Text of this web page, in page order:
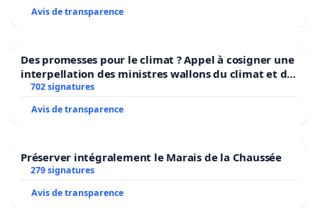
Avis de transparence
Des promesses pour le climat ? Appel à cosigner une
interpellation des ministres wallons du climat et de
l’environnement.
702 signatures
Avis de transparence
Préserver intégralement le Marais de la Chaussée
279 signatures
Avis de transparence